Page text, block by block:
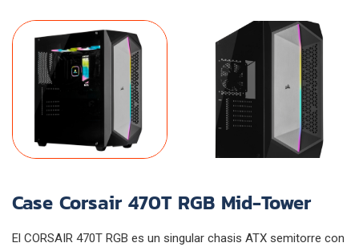
Case Corsair 470T RGB Mid-Tower
El CORSAIR 470T RGB es un singular chasis ATX semitorre con